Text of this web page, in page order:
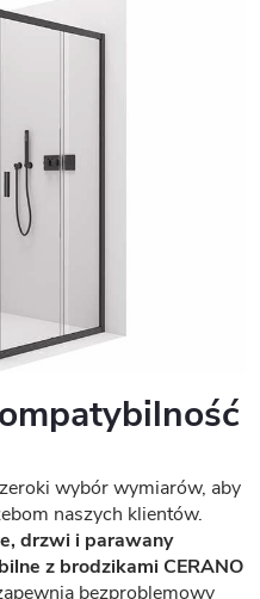
wybór wymiarów, aby
naszych klientów.
drzwi i parawany
z brodzikami CERANO
bezproblemowy